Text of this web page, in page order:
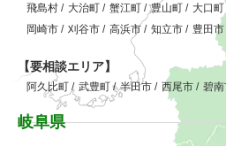
飛島村 / 大治町 / 蟹江町 / 豊山町 / 大口町
岡崎市 / 刈谷市 / 高浜市 / 知立市 / 豊田市
【要相談エリア】
阿久比町 / 武豊町/ 半田市 / 西尾市 / 碧
岐阜県